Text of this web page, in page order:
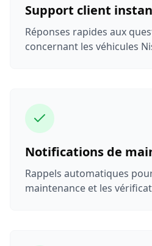
Support client
Réponses rapides aux
concernant les véhicules
Notifications de
Rappels automatiques
maintenance et les